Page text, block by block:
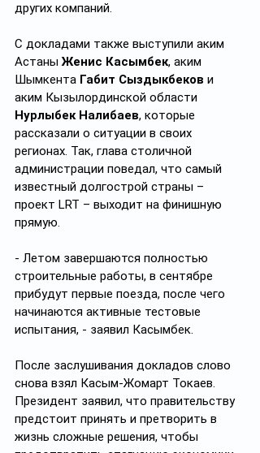
других компаний.
С докладами также выступили аким
Астаны Женис Касымбек, аким
Шымкента Габит Сыздыкбеков и
аким Кызылординской области
Нурлыбек Налибаев, которые
рассказали о ситуации в своих
регионах. Так, глава столичной
администрации поведал, что самый
известный долгострой страны –
проект LRT – выходит на финишную
прямую.
- Летом завершаются полностью
строительные работы, в сентябре
прибудут первые поезда, после чего
начинаются активные тестовые
испытания, - заявил Касымбек.
После заслушивания докладов слово
снова взял Касым-Жомарт Токаев.
Президент заявил, что правительству
предстоит принять и претворить в
жизнь сложные решения, чтобы